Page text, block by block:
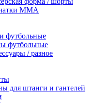
ММА
футбольные
футбольные
/ разное
для штанги и гантелей